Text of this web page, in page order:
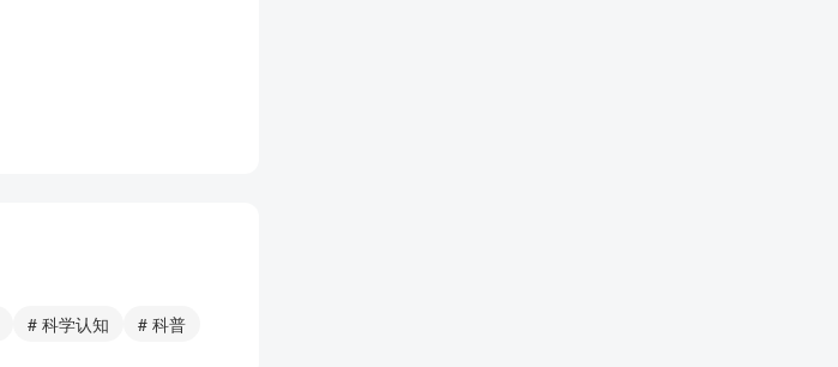
# 科学认知 # 科普